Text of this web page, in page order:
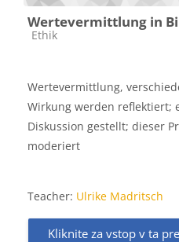
Wertevermittlung in
Kategorija predmeta
Ethik
Wertevermittlung,
Wirkung werden reflektiert;
Diskussion gestellt; dieser
moderiert
Teacher: Ulrike Madritsch
Kliknite za vstop v ta